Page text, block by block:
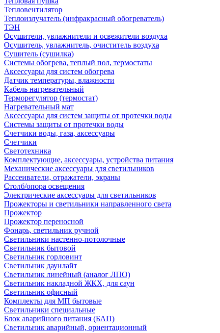
Тепловентилятор
Теплоизлучатель (инфракрасный обогреватель)
ТЭН
Осушители, увлажнители и освежители воздуха
Осушитель, увлажнитель, очиститель воздуха
Сушитель (сушилка)
Системы обогрева, теплый пол, термостаты
Аксессуары для систем обогрева
Датчик температуры, влажности
Кабель нагревательный
Терморегулятор (термостат)
Нагревательный мат
Аксессуары для систем защиты от протечки воды
Системы защиты от протечки воды
Счетчики воды, газа, аксессуары
Счетчики
Светотехника
Комплектующие, аксессуары, устройства питания
Механические аксессуары для светильников
Рассеиватели, отражатели, экраны
Столб/опора освещения
Электрические аксессуары для светильников
Прожекторы и светильники направленного света
Прожектор
Прожектор переносной
Фонарь, светильник ручной
Светильники настенно-потолочные
Светильник бытовой
Светильник горловинт
Светильник даунлайт
Светильник линейный (аналог ЛПО)
Светильник накладной ЖКХ, для саун
Светильник офисный
Комплекты для МП бытовые
Светильники специальные
Блок аварийного питания (БАП)
Светильник аварийный, ориентационный